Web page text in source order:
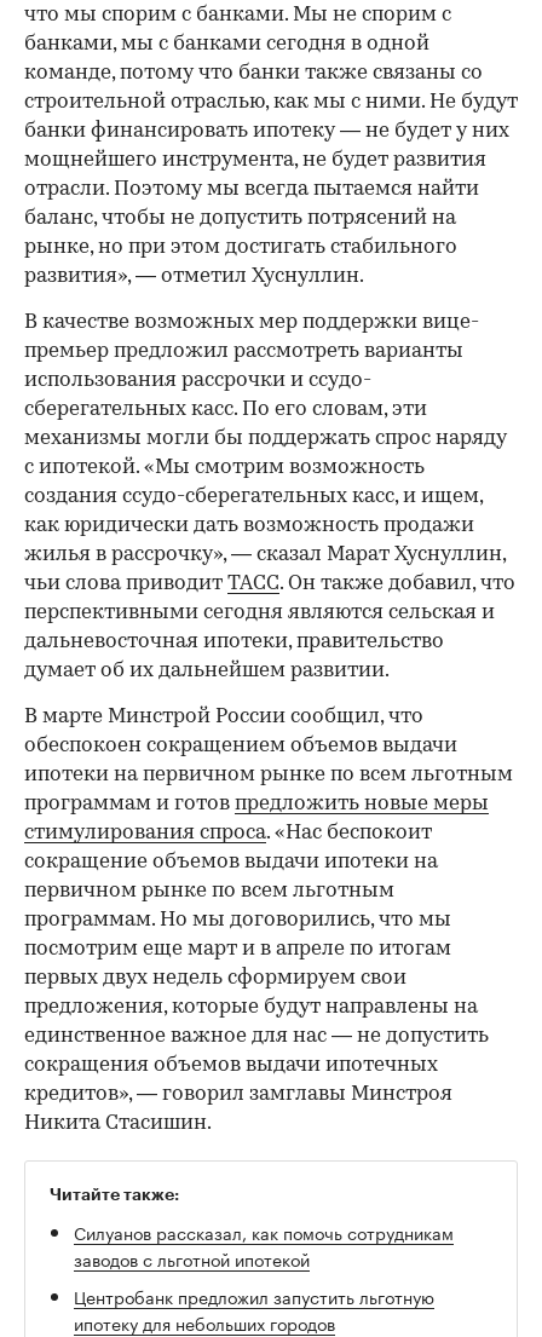
что мы спорим с банками. Мы не спорим с
банками, мы с банками сегодня в одной
команде, потому что банки также связаны со
строительной отраслью, как мы с ними. Не будут
банки финансировать ипотеку — не будет у них
мощнейшего инструмента, не будет развития
отрасли. Поэтому мы всегда пытаемся найти
баланс, чтобы не допустить потрясений на
рынке, но при этом достигать стабильного
развития», — отметил Хуснуллин.
В качестве возможных мер поддержки вице-
премьер предложил рассмотреть варианты
использования рассрочки и ссудо-
сберегательных касс. По его словам, эти
механизмы могли бы поддержать спрос наряду
с ипотекой. «Мы смотрим возможность
создания ссудо-сберегательных касс, и ищем,
как юридически дать возможность продажи
жилья в рассрочку», — сказал Марат Хуснуллин,
чьи слова приводит ТАСС. Он также добавил, что
перспективными сегодня являются сельская и
дальневосточная ипотеки, правительство
думает об их дальнейшем развитии.
В марте Минстрой России сообщил, что
обеспокоен сокращением объемов выдачи
ипотеки на первичном рынке по всем льготным
программам и готов предложить новые меры
стимулирования спроса. «Нас беспокоит
сокращение объемов выдачи ипотеки на
первичном рынке по всем льготным
программам. Но мы договорились, что мы
посмотрим еще март и в апреле по итогам
первых двух недель сформируем свои
предложения, которые будут направлены на
единственное важное для нас — не допустить
сокращения объемов выдачи ипотечных
кредитов», — говорил замглавы Минстроя
Никита Стасишин.
Читайте также:
Силуанов рассказал, как помочь сотрудникам
заводов с льготной ипотекой
Центробанк предложил запустить льготную
ипотеку для небольших городов